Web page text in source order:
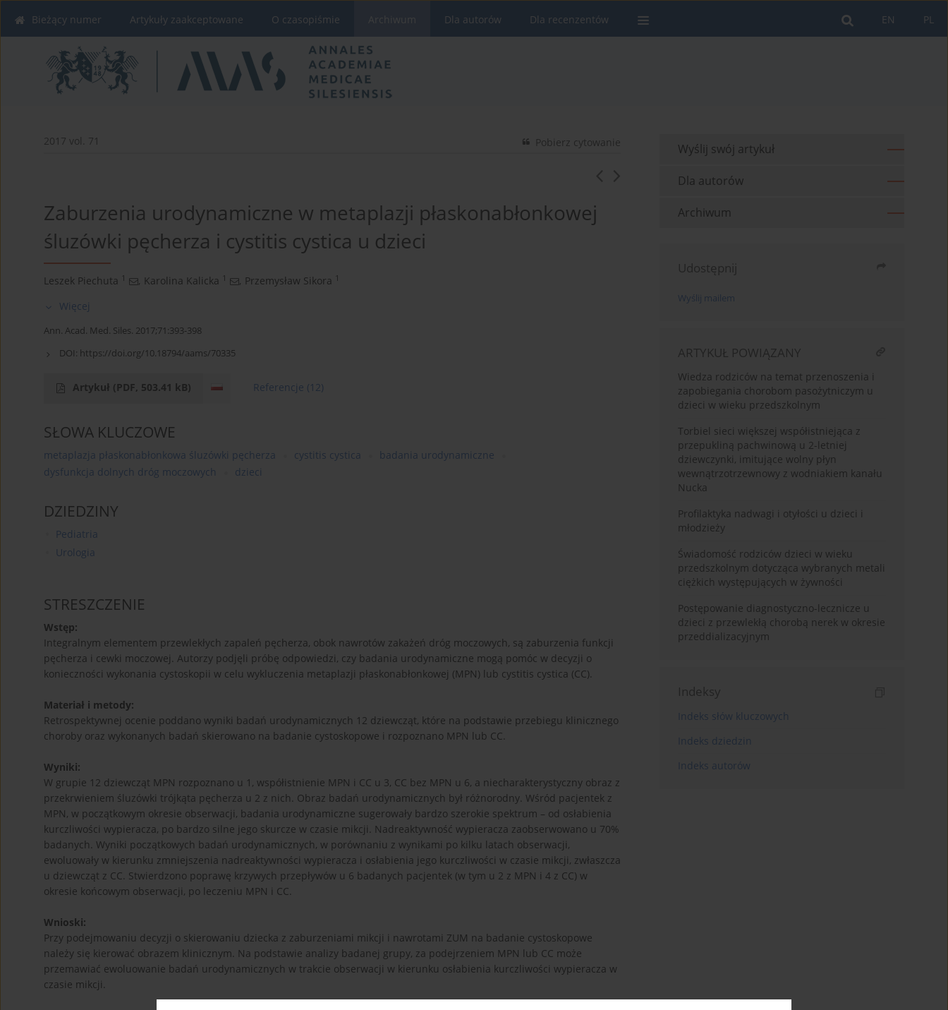
PL
EN
Bieżący numer Artykuły zaakceptowane O czasopiśmie Archiwum Dla autorów Dla recenzentów
2017 vol. 71 Pobierz cytowanie
Zaburzenia urodynamiczne w metaplazji płaskonabłonkowej
śluzówki pęcherza i cystitis cystica u dzieci
Leszek Piechuta 1 , Karolina Kalicka 1 , Przemysław Sikora 1
Więcej
Ann. Acad. Med. Siles. 2017;71:393-398
DOI: https://doi.org/10.18794/aams/70335
Artykuł (PDF, 503.41 kB) Referencje (12)
SŁOWA KLUCZOWE
metaplazja płaskonabłonkowa śluzówki pęcherza cystitis cystica
badania urodynamiczne
dysfunkcja dolnych dróg moczowych
dzieci
DZIEDZINY
Pediatria
Urologia
STRESZCZENIE
Wstęp:
Integralnym elementem przewlekłych zapaleń pęcherza, obok nawrotów zakażeń dróg moczowych, są zaburzenia funkcji
pęcherza i cewki moczowej. Autorzy podjęli próbę odpowiedzi, czy badania urodynamiczne mogą pomóc w decyzji o
konieczności wykonania cystoskopii w celu wykluczenia metaplazji płaskonabłonkowej (MPN) lub cystitis cystica (CC).
Materiał i metody:
Retrospektywnej ocenie poddano wyniki badań urodynamicznych 12 dziewcząt, które na podstawie przebiegu klinicznego
choroby oraz wykonanych badań skierowano na badanie cystoskopowe i rozpoznano MPN lub CC.
Wyniki:
W grupie 12 dziewcząt MPN rozpoznano u 1, współistnienie MPN i CC u 3, CC bez MPN u 6, a niecharakterystyczny obraz z
przekrwieniem śluzówki trójkąta pęcherza u 2 z nich. Obraz badań urodynamicznych był różnorodny. Wśród pacjentek z
MPN, w początkowym okresie obserwacji, badania urodynamiczne sugerowały bardzo szerokie spektrum – od osłabienia
kurczliwości wypieracza, po bardzo silne jego skurcze w czasie mikcji. Nadreaktywność wypieracza zaobserwowano u 70%
badanych. Wyniki początkowych badań urodynamicznych, w porównaniu z wynikami po kilku latach obserwacji,
ewoluowały w kierunku zmniejszenia nadreaktywności wypieracza i osłabienia jego kurczliwości w czasie mikcji, zwłaszcza
u dziewcząt z CC. Stwierdzono poprawę krzywych przepływów u 6 badanych pacjentek (w tym u 2 z MPN i 4 z CC) w
okresie końcowym obserwacji, po leczeniu MPN i CC.
Wnioski:
Przy podejmowaniu decyzji o skierowaniu dziecka z zaburzeniami mikcji i nawrotami ZUM na badanie cystoskopowe
należy się kierować obrazem klinicznym. Na podstawie analizy badanej grupy, za podejrzeniem MPN lub CC może
przemawiać ewoluowanie badań urodynamicznych w trakcie obserwacji w kierunku osłabienia kurczliwości wypieracza w
czasie mikcji.
Wyślij swój artykuł
Dla autorów
Archiwum
Udostępnij
Wyślij mailem
ARTYKUŁ POWIĄZANY
Wiedza rodziców na temat przenoszenia i
zapobiegania chorobom pasożytniczym u
dzieci w wieku przedszkolnym
Torbiel sieci większej współistniejąca z
przepukliną pachwinową u 2-letniej
dziewczynki, imitujące wolny płyn
wewnątrzotrzewnowy z wodniakiem kanału
Nucka
Profilaktyka nadwagi i otyłości u dzieci i
młodzieży
Świadomość rodziców dzieci w wieku
przedszkolnym dotycząca wybranych metali
ciężkich występujących w żywności
Postępowanie diagnostyczno-lecznicze u
dzieci z przewlekłą chorobą nerek w okresie
przeddializacyjnym
Indeksy
Indeks słów kluczowych
Indeks dziedzin
Indeks autorów